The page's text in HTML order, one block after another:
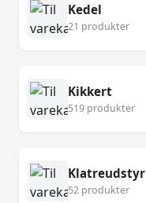
Kedel
21 produkter
Kikkert
519 produkter
Klatreudstyr
52 produkter